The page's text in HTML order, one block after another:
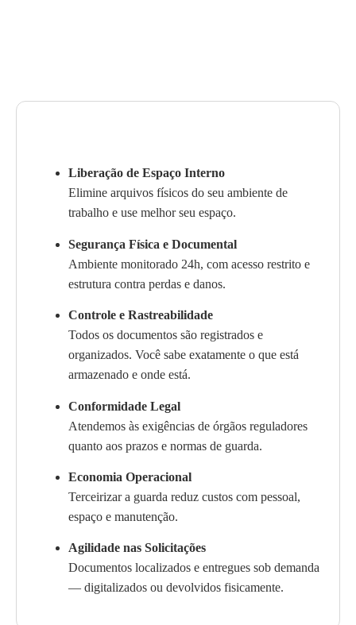
Liberação de Espaço Interno
Elimine arquivos físicos do seu ambiente de
trabalho e use melhor seu espaço.
Segurança Física e Documental
Ambiente monitorado 24h, com acesso restrito e
estrutura contra perdas e danos.
Controle e Rastreabilidade
Todos os documentos são registrados e
organizados. Você sabe exatamente o que está
armazenado e onde está.
Conformidade Legal
Atendemos às exigências de órgãos reguladores
quanto aos prazos e normas de guarda.
Economia Operacional
Terceirizar a guarda reduz custos com pessoal,
espaço e manutenção.
Agilidade nas Solicitações
Documentos localizados e entregues sob demanda
— digitalizados ou devolvidos fisicamente.